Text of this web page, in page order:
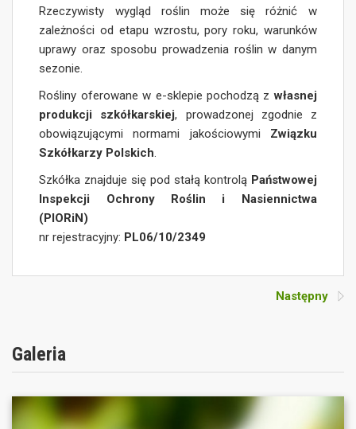
Rzeczywisty wygląd roślin może się różnić w
zależności od etapu wzrostu, pory roku, warunków
uprawy oraz sposobu prowadzenia roślin w danym
sezonie.
Rośliny oferowane w e-sklepie pochodzą zwłasnej
produkcji szkółkarskiej, prowadzonej zgodnie z
obowiązującymi normami jakościowymi Związku
Szkółkarzy Polskich.
Szkółka znajduje się pod stałą kontrolą Państwowej
Inspekcji Ochrony Roślin i Nasiennictwa
(PIORiN)
nr rejestracyjny: PL06/10/2349
Następny
Galeria